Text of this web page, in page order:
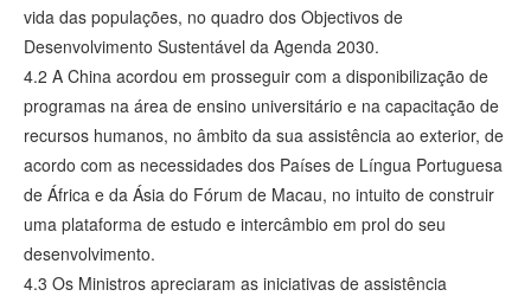
vida das populações, no quadro dos Objectivos de
Desenvolvimento Sustentável da Agenda 2030.
4.2 A China acordou em prosseguir com a disponibilização de
programas na área de ensino universitário e na capacitação de
recursos humanos, no âmbito da sua assistência ao exterior, de
acordo com as necessidades dos Países de Língua Portuguesa
de África e da Ásia do Fórum de Macau, no intuito de construir
uma plataforma de estudo e intercâmbio em prol do seu
desenvolvimento.
4.3 Os Ministros apreciaram as iniciativas de assistência